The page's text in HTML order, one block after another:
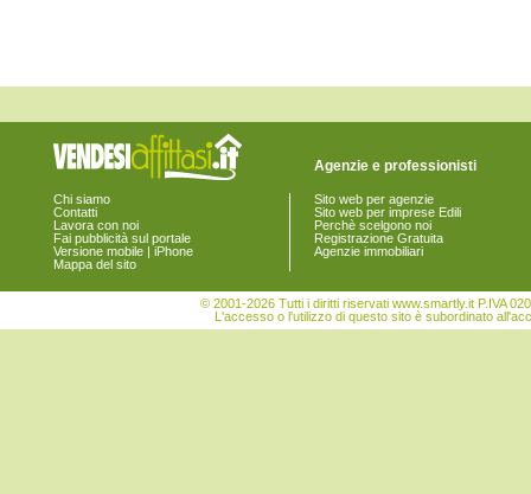
San Michele al Tagliamento
Santo Stino di Livenza
Teglio Veneto
Torre di Mosto
Venezia
Vigonovo
Chi siamo
Contatti
Lavora con noi
Fai pubblicità sul portale
Versione mobile | iPhone
Mappa del sito
Agenzie e professionisti
Sito web per agenzie
Sito web per imprese Edili
Perchè scelgono noi
Registrazione Gratuita
Agenzie immobiliari
© 2001-2026 Tutti i diritti riservati www.smartly.it P.IVA
L'accesso o l'utilizzo di questo sito è subordinato